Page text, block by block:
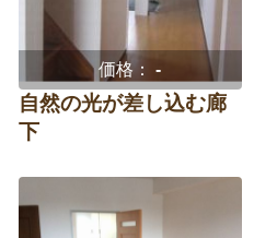
価格：-
自然の光が差し込む廊
下